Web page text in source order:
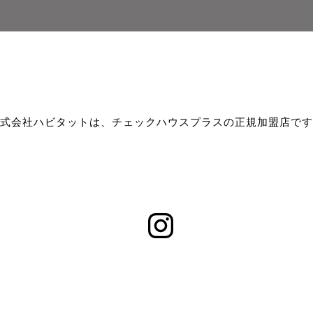
会社ハビタットは、チェックハウスプラスの正規加盟店で